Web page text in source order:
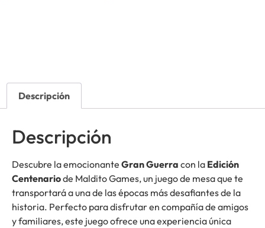
Descripción
Descripción
Descubre la emocionante Gran Guerra con la Edición
Centenariode Maldito Games, un juego de mesa que te
transportará a una de las épocas más desafiantes de la
historia. Perfecto para disfrutar en compañía de amigos
y familiares, este juego ofrece una experiencia única